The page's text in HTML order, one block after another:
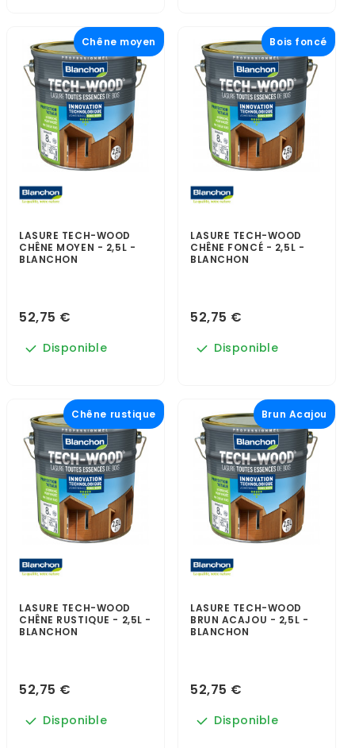
LASURE TECH-WOOD
CHÊNE MOYEN - 2,5L -
BLANCHON
52,75 €
Disponible
Chêne moyen
LASURE TECH-WOOD
CHÊNE FONCÉ - 2,5L -
BLANCHON
52,75 €
Disponible
Bois foncé
LASURE TECH-WOOD
CHÊNE RUSTIQUE - 2,5L -
BLANCHON
52,75 €
Disponible
Chêne rustique
LASURE TECH-WOOD
BRUN ACAJOU - 2,5L -
BLANCHON
52,75 €
Disponible
Brun Acajou